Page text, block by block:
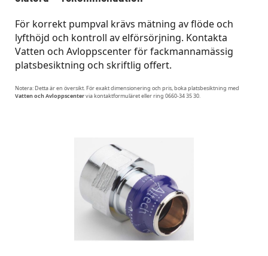
För korrekt pumpval krävs mätning av flöde och
lyfthöjd och kontroll av elförsörjning. Kontakta
Vatten och Avloppscenter för fackmannamässig
platsbesiktning och skriftlig offert.
Notera: Detta är en översikt. För exakt dimensionering och pris, boka platsbesiktning med
Vatten och Avloppscentervia kontaktformuläret eller ring 0660-34 35 30.